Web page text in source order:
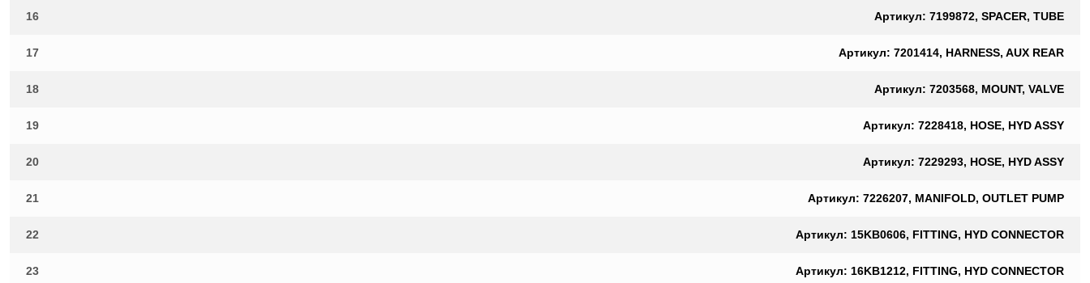
16 Артикул: 7199872, SPACER, TUBE
17 Артикул: 7201414, HARNESS, AUX REAR
18 Артикул: 7203568, MOUNT, VALVE
19 Артикул: 7228418, HOSE, HYD ASSY
20 Артикул: 7229293, HOSE, HYD ASSY
21 Артикул: 7226207, MANIFOLD, OUTLET PUMP
22 Артикул: 15KB0606, FITTING, HYD CONNECTOR
23 Артикул: 16KB1212, FITTING, HYD CONNECTOR